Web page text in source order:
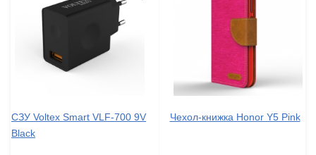
СЗУ Voltex Smart VLF-700 9V
Black
Чехол-книжка Honor Y5 Pink